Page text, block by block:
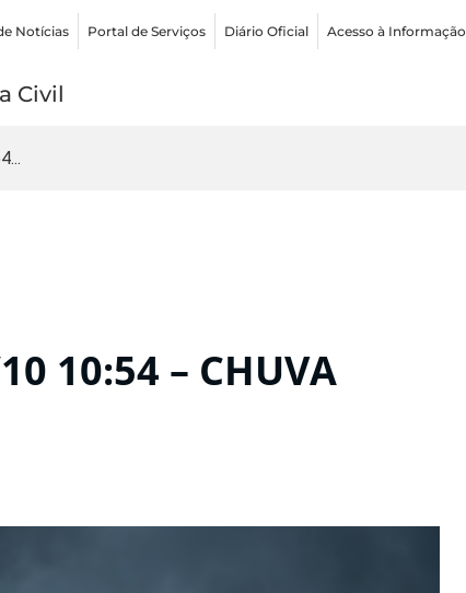
Notícias Portal de Serviços Diário Oficial Acesso à Informação
Civil
10:54 – CHUVA